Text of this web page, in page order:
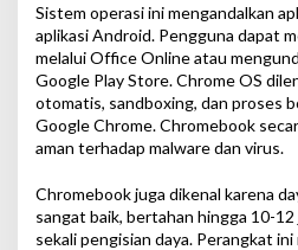
Sistem operasi ini mengandalkan
aplikasi Android. Pengguna dapat
melalui Office Online atau
Google Play Store. Chrome OS
otomatis, sandboxing, dan proses
Google Chrome. Chromebook
aman terhadap malware dan virus.
Chromebook juga dikenal karena
sangat baik, bertahan hingga 10-
sekali pengisian daya. Perangkat